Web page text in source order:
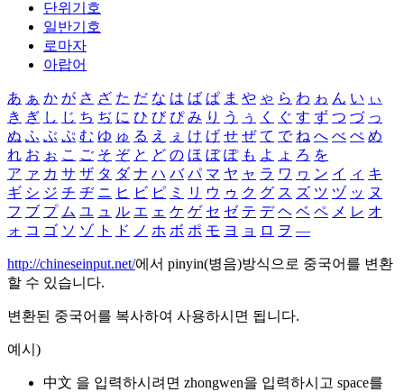
단위기호
일반기호
로마자
아랍어
あ ぁ か が さ ざ た だ な は ば ぱ ま や ゃ ら わ ゎ ん い ぃ
き ぎ し じ ち ぢ に ひ び ぴ み り う ぅ く ぐ す ず つ づ っ
ぬ ふ ぶ ぷ む ゆ ゅ る え ぇ け げ せ ぜ て で ね へ べ ぺ め
れ お ぉ こ ご そ ぞ と ど の ほ ぼ ぽ も よ ょ ろ を
ア ァ カ サ ザ タ ダ ナ ハ バ パ マ ヤ ャ ラ ワ ヮ ン イ ィ キ
ギ シ ジ チ ヂ ニ ヒ ビ ピ ミ リ ウ ゥ ク グ ス ズ ツ ヅ ッ ヌ
フ ブ プ ム ユ ュ ル エ ェ ケ ゲ セ ゼ テ デ ヘ ベ ペ メ レ オ
ォ コ ゴ ソ ゾ ト ド ノ ホ ボ ポ モ ヨ ョ ロ ヲ ―
http://chineseinput.net/에서 pinyin(병음)방식으로 중국어를 변환
할 수 있습니다.
변환된 중국어를 복사하여 사용하시면 됩니다.
예시)
中文 을 입력하시려면 zhongwen을 입력하시고 space를